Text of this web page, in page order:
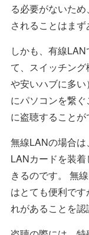
る必要がないた
されることはまず
しかも、有線
て、スイッチン
や安いハブに多
にパソコンを繋
に盗聴することが
無線LANの場合
LANカードを装
きるのです。 無
はとても便利で
れがあることを認